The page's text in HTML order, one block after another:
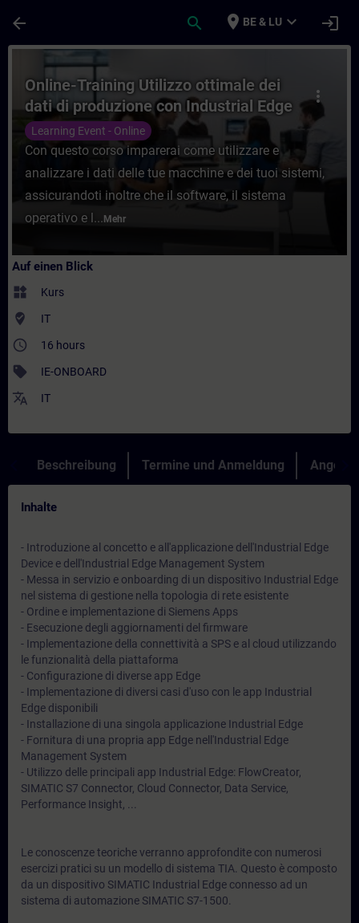
arrow_back search place BE & LU expand_more login
Kurs - Online-Training Utilizzo ottimale
more_vert
Online-Training Utilizzo ottimale dei
dati di produzione con Industrial Edge
Learning Event - Online
Con questo corso imparerai come utilizzare e
analizzare i dati delle tue macchine e dei tuoi sistemi,
assicurandoti inoltre che il software, il sistema
operativo e l... Mehr
Auf einen Blick
widgets Kurs
where_to_vote IT
access_time 16 hours
sell IE-ONBOARD
translate IT
Beschreibung Termine und Anmeldung Angebot
Inhalte
- Introduzione al concetto e all'applicazione dell'Industrial Edge
Device e dell'Industrial Edge Management System
- Messa in servizio e onboarding di un dispositivo Industrial Edge
nel sistema di gestione nella topologia di rete esistente
- Ordine e implementazione di Siemens Apps
- Esecuzione degli aggiornamenti del firmware
- Implementazione della connettività a SPS e al cloud utilizzando
le funzionalità della piattaforma
- Configurazione di diverse app Edge
- Implementazione di diversi casi d'uso con le app Industrial
Edge disponibili
- Installazione di una singola applicazione Industrial Edge
- Fornitura di una propria app Edge nell'Industrial Edge
Management System
- Utilizzo delle principali app Industrial Edge: FlowCreator,
SIMATIC S7 Connector, Cloud Connector, Data Service,
Performance Insight, ...
Le conoscenze teoriche verranno approfondite con numerosi
esercizi pratici su un modello di sistema TIA. Questo è composto
da un dispositivo SIMATIC Industrial Edge connesso ad un
sistema di automazione SIMATIC S7-1500.